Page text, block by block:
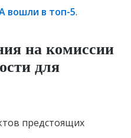
вошли в топ-5.
на комиссии
для
предстоящих